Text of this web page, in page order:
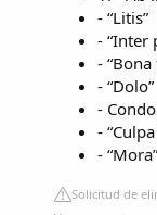
- “Litis”
- “Inter
- “Bona
- “Dolo”
-
-
- “Mora”
Solicitud de